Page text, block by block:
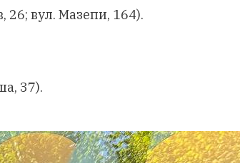
26; вул. Мазепи, 164).
37).